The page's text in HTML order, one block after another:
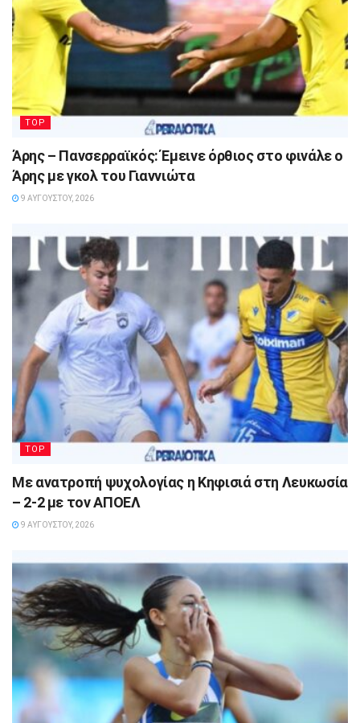
TOP
Άρης – Πανσερραϊκός: Έμεινε όρθιος στο φινάλε ο
Άρης με γκολ του Γιαννιώτα
9 ΑΥΓΟΎΣΤΟΥ, 2026
TOP
Με ανατροπή ψυχολογίας η Κηφισιά στη Λευκωσία
– 2-2 με τον ΑΠΟΕΛ
9 ΑΥΓΟΎΣΤΟΥ, 2026